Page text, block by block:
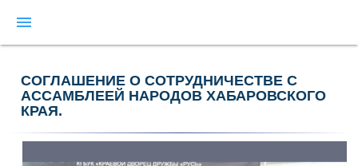
menu
CОГЛАШЕНИЕ О СОТРУДНИЧЕСТВЕ C
АССАМБЛЕЕЙ НАРОДОВ ХАБАРОВСКОГО
КРАЯ.